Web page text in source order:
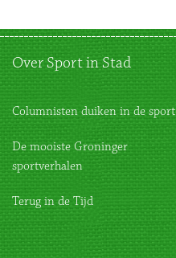
Over Sport in Stad
Columnisten duiken in de sport
De mooiste Groninger
sportverhalen
Terug in de Tijd